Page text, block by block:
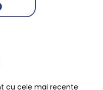
cu cele mai recente